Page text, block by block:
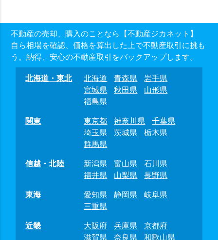
不動産の売却、購入のことなら【不動産ジカネット】
自ら相場を確認、価格を算出した上で不動産取引に挑も
う。納得、安心の不動産取引をバックアップします。
北海道・東北 北海道 青森県
岩手県
宮城県
秋田県
山形県
福島県
関東
東京都 神奈川県
千葉県
埼玉県
茨城県
栃木県
群馬県
信越・北陸
新潟県 富山県
石川県
福井県
山梨県
長野県
東海
愛知県 静岡県
岐阜県
三重県
近畿
大阪府 兵庫県
京都府
滋賀県
奈良県 和歌山県